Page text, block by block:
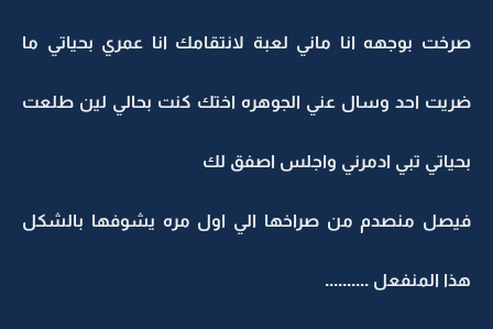
صرخت بوجهه انا ماني لعبة لانتقامك انا عمري بحياتي ما
ضريت احد وسال عني الجوهره اختك كنت بحالي لين طلعت
بحياتي تبي ادمرني واجلس اصفق لك
فيصل منصدم من صراخها الي اول مره يشوفها بالشكل
هذا المنفعل ..........